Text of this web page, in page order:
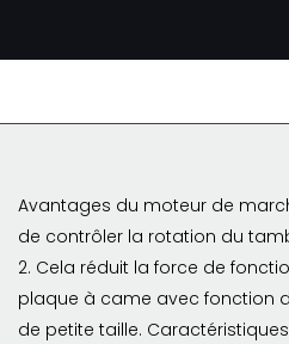
Avantages du moteur de
de contrôler la rotation du
2. Cela réduit la force de
plaque à came avec fonction
de petite taille.